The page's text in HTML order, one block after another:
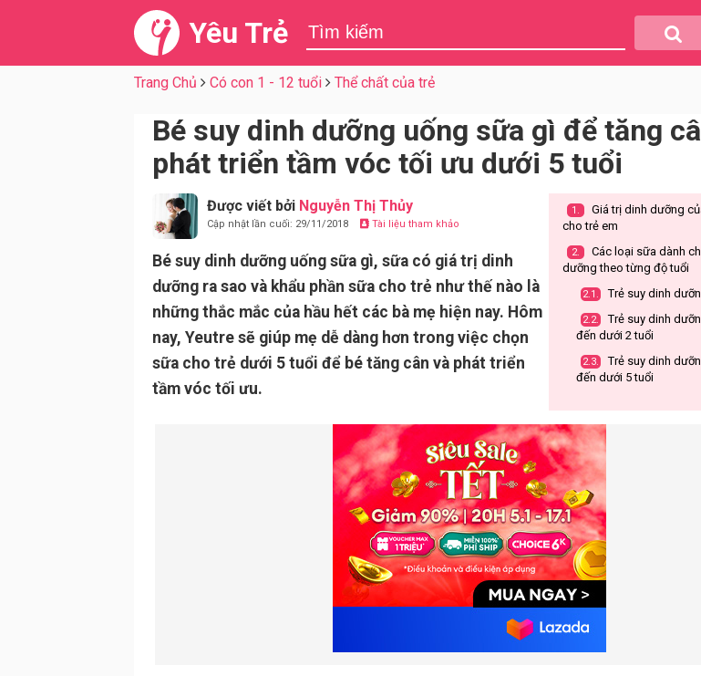
Yêu Trẻ
Trang Chủ Có con 1 - 12 tuổi Thể chất của trẻ
Bé suy dinh dưỡng uống sữa gì để tăng
phát triển tầm vóc tối ưu dưới 5 tuổi
Được viết bởi Nguyễn Thị Thủy
Cập nhật lần cuối: 29/11/2018 Tài liệu tham khảo
Bé suy dinh dưỡng uống sữa gì, sữa có giá trị dinh
dưỡng ra sao và khẩu phần sữa cho trẻ như thế nào là
những thắc mắc của hầu hết các bà mẹ hiện nay. Hôm
nay, Yeutre sẽ giúp mẹ dễ dàng hơn trong việc chọn
sữa cho trẻ dưới 5 tuổi để bé tăng cân và phát triển
tầm vóc tối ưu.
1.
Giá trị dinh dưỡng
cho trẻ em
2.
Các loại sữa dành
dưỡng theo từng độ tuổi
2.1. Trẻ suy dinh
2.2.
Trẻ suy dinh
đến dưới 2 tuổi
2.3.
Trẻ suy dinh
đến dưới 5 tuổi